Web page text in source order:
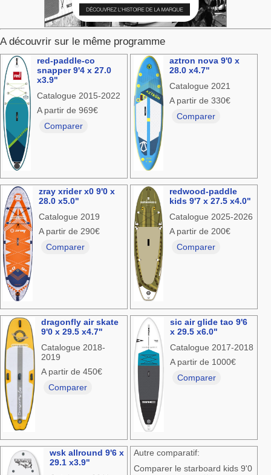
A découvrir sur le même programme
red-paddle-co
snapper 9'4 x 27.0
x3.9"
Catalogue 2015-2022
A partir de 969€
Comparer
aztron nova 9'0 x
28.0 x4.7"
Catalogue 2021
A partir de 330€
Comparer
zray xrider x0 9'0 x
28.0 x5.0"
Catalogue 2019
A partir de 290€
Comparer
redwood-paddle
kids 9'7 x 27.5 x4.0"
Catalogue 2025-2026
A partir de 200€
Comparer
dragonfly air skate
9'0 x 29.5 x4.7"
Catalogue 2018-
2019
A partir de 450€
Comparer
sic air glide tao 9'6
x 29.5 x6.0"
Catalogue 2017-2018
A partir de 1000€
Comparer
wsk allround 9'6 x
29.1 x3.9"
Autre comparatif:
Comparer le starboard kids 9'0